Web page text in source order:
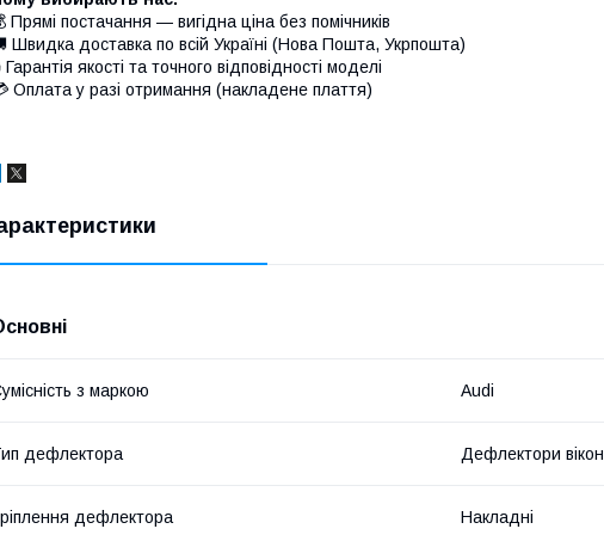
Прямі постачання — вигідна ціна без помічників
Швидка доставка по всій Україні (Нова Пошта, Укрпошта)
Гарантія якості та точного відповідності моделі
Оплата у разі отримання (накладене плаття)
з маркою Audi
дефлектора Дефлектори вікон
дефлектора Накладні